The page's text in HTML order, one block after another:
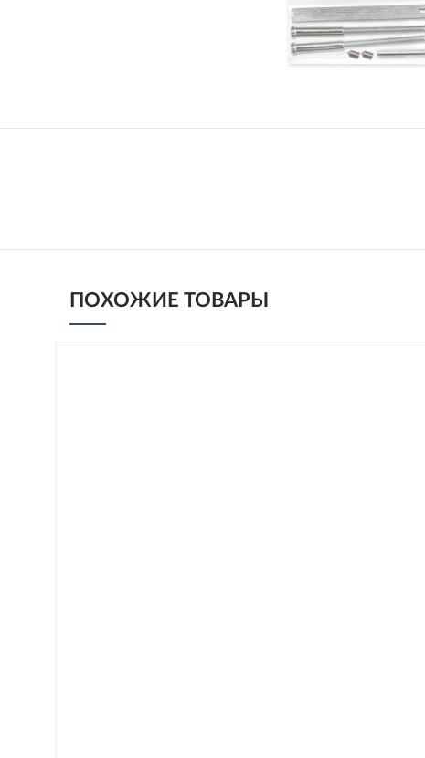
ПОХОЖИЕ ТОВАРЫ